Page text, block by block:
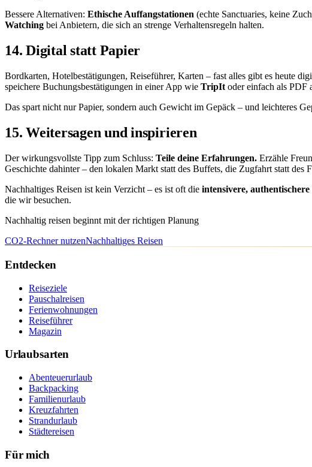
Bessere Alternativen: Ethische Auffangstationen (echte Sanctuaries, keine
Watching bei Anbietern, die sich an strenge Verhaltensregeln halten.
14. Digital statt Papier
Bordkarten, Hotelbestätigungen, Reiseführer, Karten – fast alles gibt es heute
speichere Buchungsbestätigungen in einer App wie TripIt oder einfach als PDF
Das spart nicht nur Papier, sondern auch Gewicht im Gepäck – und leichteres
15. Weitersagen und inspirieren
Der wirkungsvollste Tipp zum Schluss: Teile deine Erfahrungen. Erzähle
Geschichte dahinter – den lokalen Markt statt des Buffets, die Zugfahrt statt des
Nachhaltiges Reisen ist kein Verzicht – es ist oft die intensivere,
die wir besuchen.
Nachhaltig reisen beginnt mit der richtigen Planung
CO2-Rechner nutzenNachhaltiges Reisen
Entdecken
Reiseziele
Pauschalreisen
Ferienwohnungen
Reiseführer
Magazin
Urlaubsarten
Abenteuerurlaub
Backpacking
Familienurlaub
Kreuzfahrten
Strandurlaub
Städtereisen
Für mich